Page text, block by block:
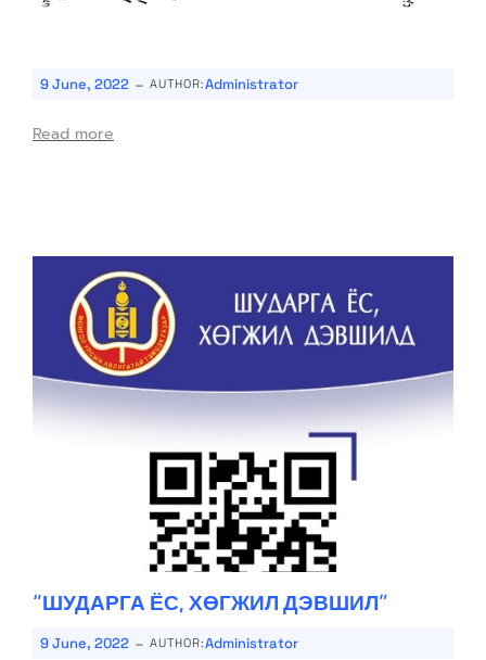
9 June, 2022 - AUTHOR:Administrator
Read more
“ШУДАРГА ЁС, ХӨГЖИЛ ДЭВШИЛ”
9 June, 2022 - AUTHOR:Administrator